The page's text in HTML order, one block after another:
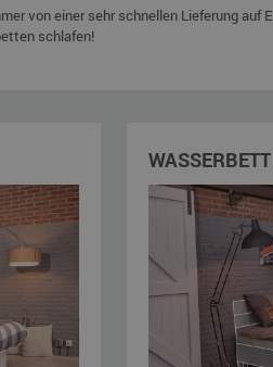
von einer sehr schnellen Lieferung
schlafen!